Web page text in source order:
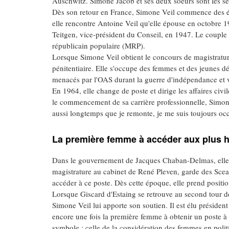
Dès son retour en France, Simone Veil commence
elle rencontre Antoine Veil qu'elle épouse en octobre
Teitgen, vice-président du Conseil, en 1947. Le
républicain populaire (MRP).
Lorsque Simone Veil obtient le concours de
pénitentiaire. Elle s'occupe des femmes et des jeunes
menacés par l'OAS durant la guerre d'indépendance
En 1964, elle change de poste et dirige les affaires
le commencement de sa carrière professionnelle,
aussi longtemps que je remonte, je me suis toujours
La première femme à accéder aux plus
Dans le gouvernement de Jacques Chaban-Delmas,
magistrature au cabinet de René Pleven, garde des
accéder à ce poste. Dès cette époque, elle prend
Lorsque Giscard d'Estaing se retrouve au second tour
Simone Veil lui apporte son soutien. Il est élu
encore une fois la première femme à obtenir un poste